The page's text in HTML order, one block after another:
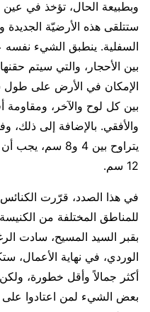
وبطبيعة الحال، تؤخذ في عين
ستتلقى هذه الأرضيّة الجديدة
السفلية. ينطبق الشيء
بين الأحجار، والتي سيتم
الإمكان في الأرض على طول
بين كل لوح والآخر،
والأفقي. بالإضافة إلى ذلك،
يتراوح بين 4 و8
12 سم.
في هذا الصدد، قرّرت
للمناطق المختلفة من
بقبر السيد المسيح، سادت
الوردي، في نهاية الأعمال،
أكثر جمالاً وأقل خطورة،
بعض الشيء لمن اعتادوا على